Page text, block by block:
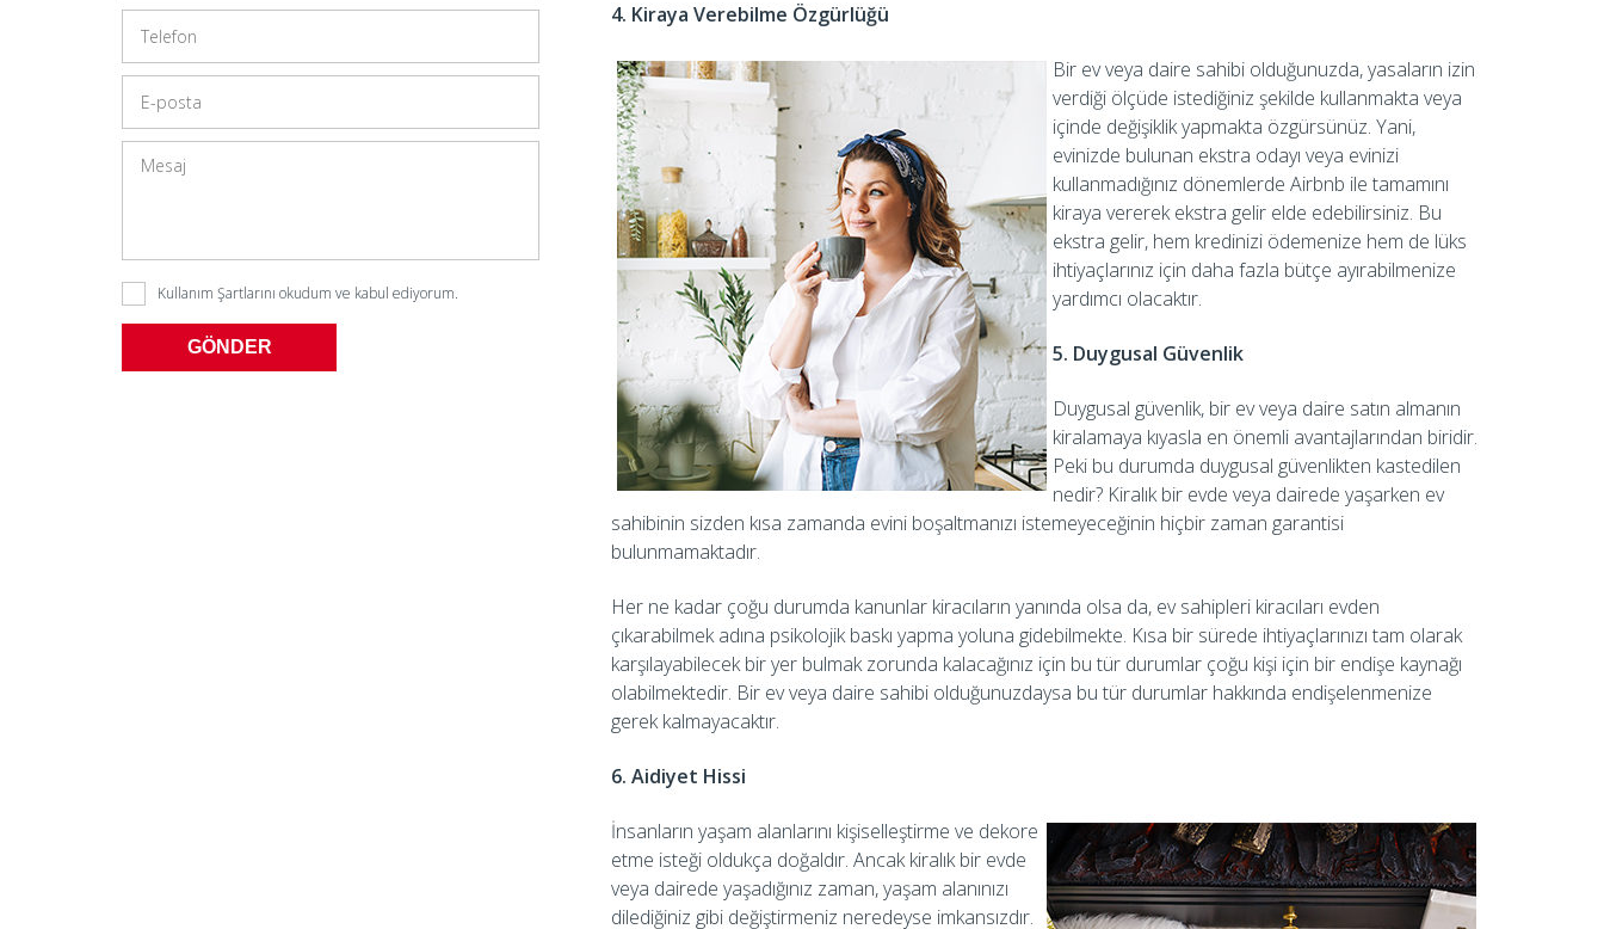
Kullanım Şartlarını okudum ve kabul ediyorum.
GÖNDER
4. Kiraya Verebilme Özgürlüğü
Bir ev veya daire sahibi olduğunuzda, yasaların izin
verdiği ölçüde istediğiniz şekilde kullanmakta veya
içinde değişiklik yapmakta özgürsünüz. Yani,
evinizde bulunan ekstra odayı veya evinizi
kullanmadığınız dönemlerde Airbnb ile tamamını
kiraya vererek ekstra gelir elde edebilirsiniz. Bu
ekstra gelir, hem kredinizi ödemenize hem de lüks
ihtiyaçlarınız için daha fazla bütçe ayırabilmenize
yardımcı olacaktır.
5. Duygusal Güvenlik
Duygusal güvenlik, bir ev veya daire satın almanın
kiralamaya kıyasla en önemli avantajlarından biridir.
Peki bu durumda duygusal güvenlikten kastedilen
nedir? Kiralık bir evde veya dairede yaşarken ev
sahibinin sizden kısa zamanda evini boşaltmanızı istemeyeceğinin hiçbir zaman garantisi
bulunmamaktadır.
Her ne kadar çoğu durumda kanunlar kiracıların yanında olsa da, ev sahipleri kiracıları evden
çıkarabilmek adına psikolojik baskı yapma yoluna gidebilmekte. Kısa bir sürede ihtiyaçlarınızı tam olarak
karşılayabilecek bir yer bulmak zorunda kalacağınız için bu tür durumlar çoğu kişi için bir endişe kaynağı
olabilmektedir. Bir ev veya daire sahibi olduğunuzdaysa bu tür durumlar hakkında endişelenmenize
gerek kalmayacaktır.
6. Aidiyet Hissi
İnsanların yaşam alanlarını kişiselleştirme ve dekore
etme isteği oldukça doğaldır. Ancak kiralık bir evde
veya dairede yaşadığınız zaman, yaşam alanınızı
dilediğiniz gibi değiştirmeniz neredeyse imkansızdır.